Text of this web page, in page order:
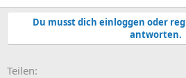
Du musst dich einloggen oder
antworten.
Teilen: